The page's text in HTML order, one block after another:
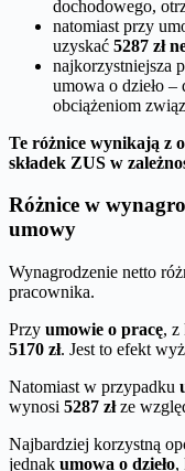
dochodowego,
natomiast przy
uzyskać 5287 zł
najkorzystniejsza
umowa o dzieło –
obciążeniom
Te różnice wynikają z
składek ZUS w
Różnice w
umowy
Wynagrodzenie netto
pracownika.
Przy umowie o pracę, z
5170 zł. Jest to efekt
Natomiast w przypadku
wynosi 5287 złze
Najbardziej korzystną
jednak umowa o dzieło,